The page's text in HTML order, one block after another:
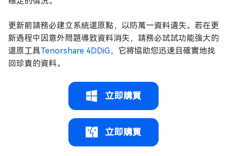
更新前請務必建立系統還原點，以防萬一資料遺失。若在更
新過程中因意外問題導致資料消失，請務必試試功能強大的
還原工具Tenorshare 4DDiG，它將協助您迅速且確實地找
回珍貴的資料。
立即購買
立即購買